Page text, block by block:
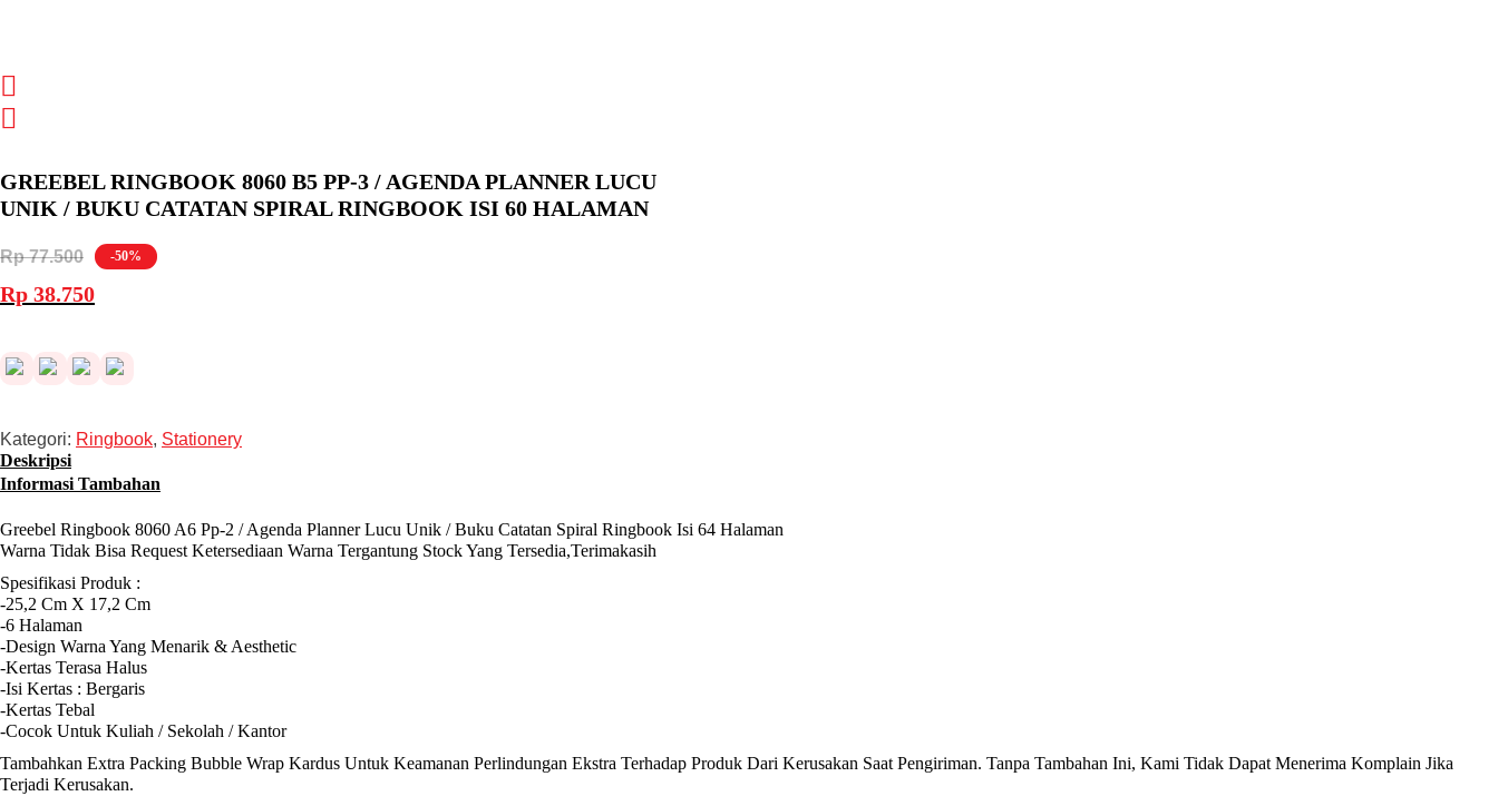
GREEBEL RINGBOOK 8060 B5 PP-3 / AGENDA PLANNER LUCU
UNIK / BUKU CATATAN SPIRAL RINGBOOK ISI 60 HALAMAN
-50%
Rp77.500
Harga
aslinya
Rp 38.750Harga
saat
Rp 38.750.
Kategori: Ringbook, Stationery
Deskripsi
Informasi Tambahan
Greebel Ringbook 8060 A6 Pp-2 / Agenda Planner Lucu Unik / Buku Catatan Spiral Ringbook Isi 64 Halaman
Warna Tidak Bisa Request Ketersediaan Warna Tergantung Stock Yang Tersedia,Terimakasih
Spesifikasi Produk :
-25,2 Cm X 17,2 Cm
-6 Halaman
-Design Warna Yang Menarik & Aesthetic
-Kertas Terasa Halus
-Isi Kertas : Bergaris
-Kertas Tebal
-Cocok Untuk Kuliah / Sekolah / Kantor
Tambahkan Extra Packing Bubble Wrap Kardus Untuk Keamanan Perlindungan Ekstra Terhadap Produk Dari Kerusakan Saat Pengiriman. Tanpa Tambahan Ini, Kami Tidak Dapat Menerima Komplain Jika
Terjadi Kerusakan.